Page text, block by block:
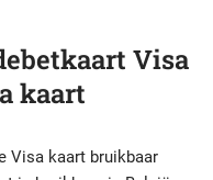
Visa
kaart
Visa kaart bruikbaar